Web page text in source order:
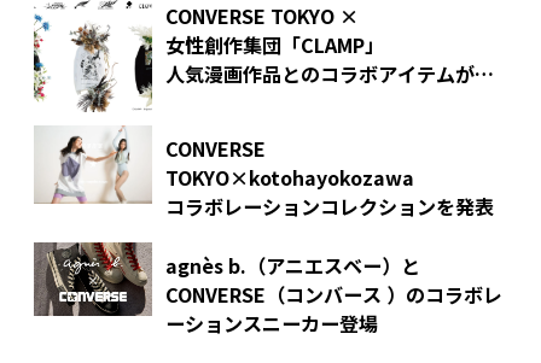
CONVERSE TOKYO ×
女性創作集団「CLAMP」
人気漫画作品とのコラボアイテムが発
CONVERSE
TOKYO×kotohayokozawa
コラボレーションコレクションを発表
agnès b.（アニエスベー）と
CONVERSE（コンバース ）のコラボレ
ーションスニーカー登場